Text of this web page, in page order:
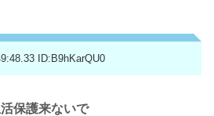
ID:B9hKarQU0
保護来ないで